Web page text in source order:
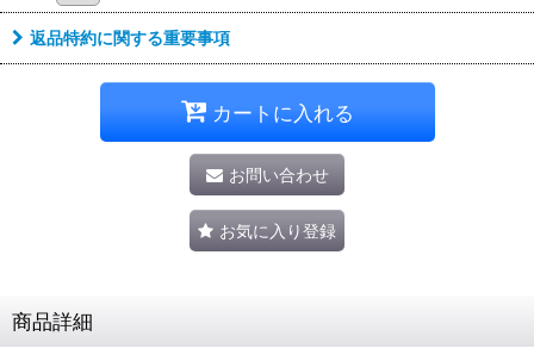
返品特約に関する重要事項
カートに入れる
お問い合わせ
お気に入り登録
商品詳細